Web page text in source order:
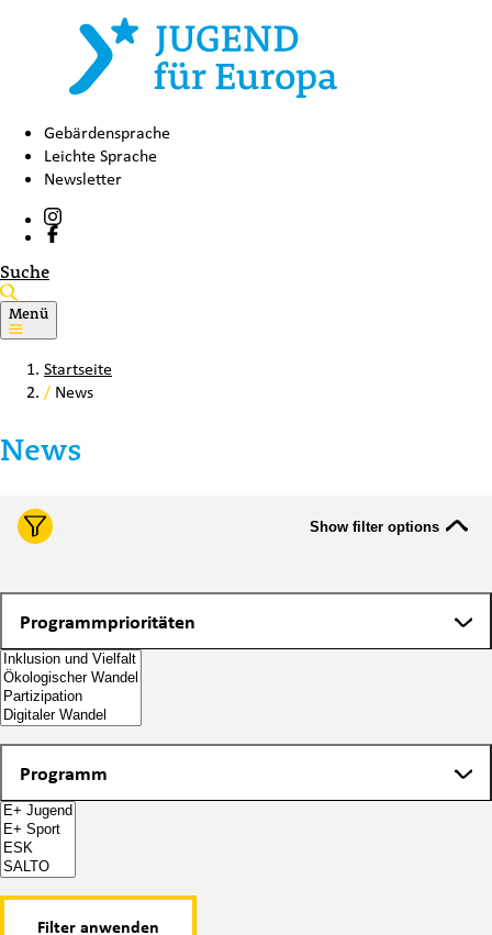
Gebärdensprache
Leichte Sprache
Newsletter
Suche
Menü
Startseite
/ News
News
Show filter options
Programmprioritäten
Programm
Filter anwenden